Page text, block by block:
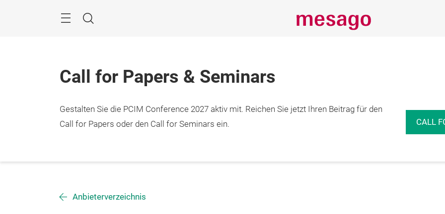
Suche
Call for Papers & Seminars
Gestalten Sie die PCIM Conference 2027 aktiv mit. Reichen Sie jetzt Ihren Beitrag für den
Call for Papers oder den Call for Seminars ein.
CALL
Anbieterverzeichnis